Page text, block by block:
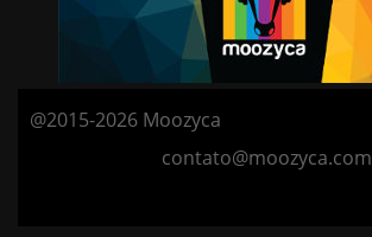
@2015-2026 Moozyca
contato@moozyca.com